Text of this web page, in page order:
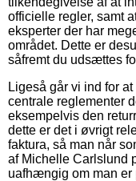
officielle regler, samt
eksperter der har
området. Dette er
såfremt du udsættes
Ligeså går vi ind for
centrale reglementer
eksempelvis den
dette er det i øvrigt
faktura, så man når
af Michelle Carlslund
uafhængig om man er